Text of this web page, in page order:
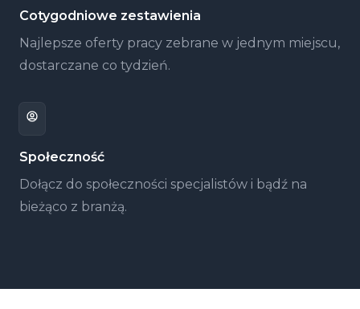
Cotygodniowe zestawienia
Najlepsze oferty pracy zebrane w jednym miejscu,
dostarczane co tydzień.
Społeczność
Dołącz do społeczności specjalistów i bądź na
bieżąco z branżą.